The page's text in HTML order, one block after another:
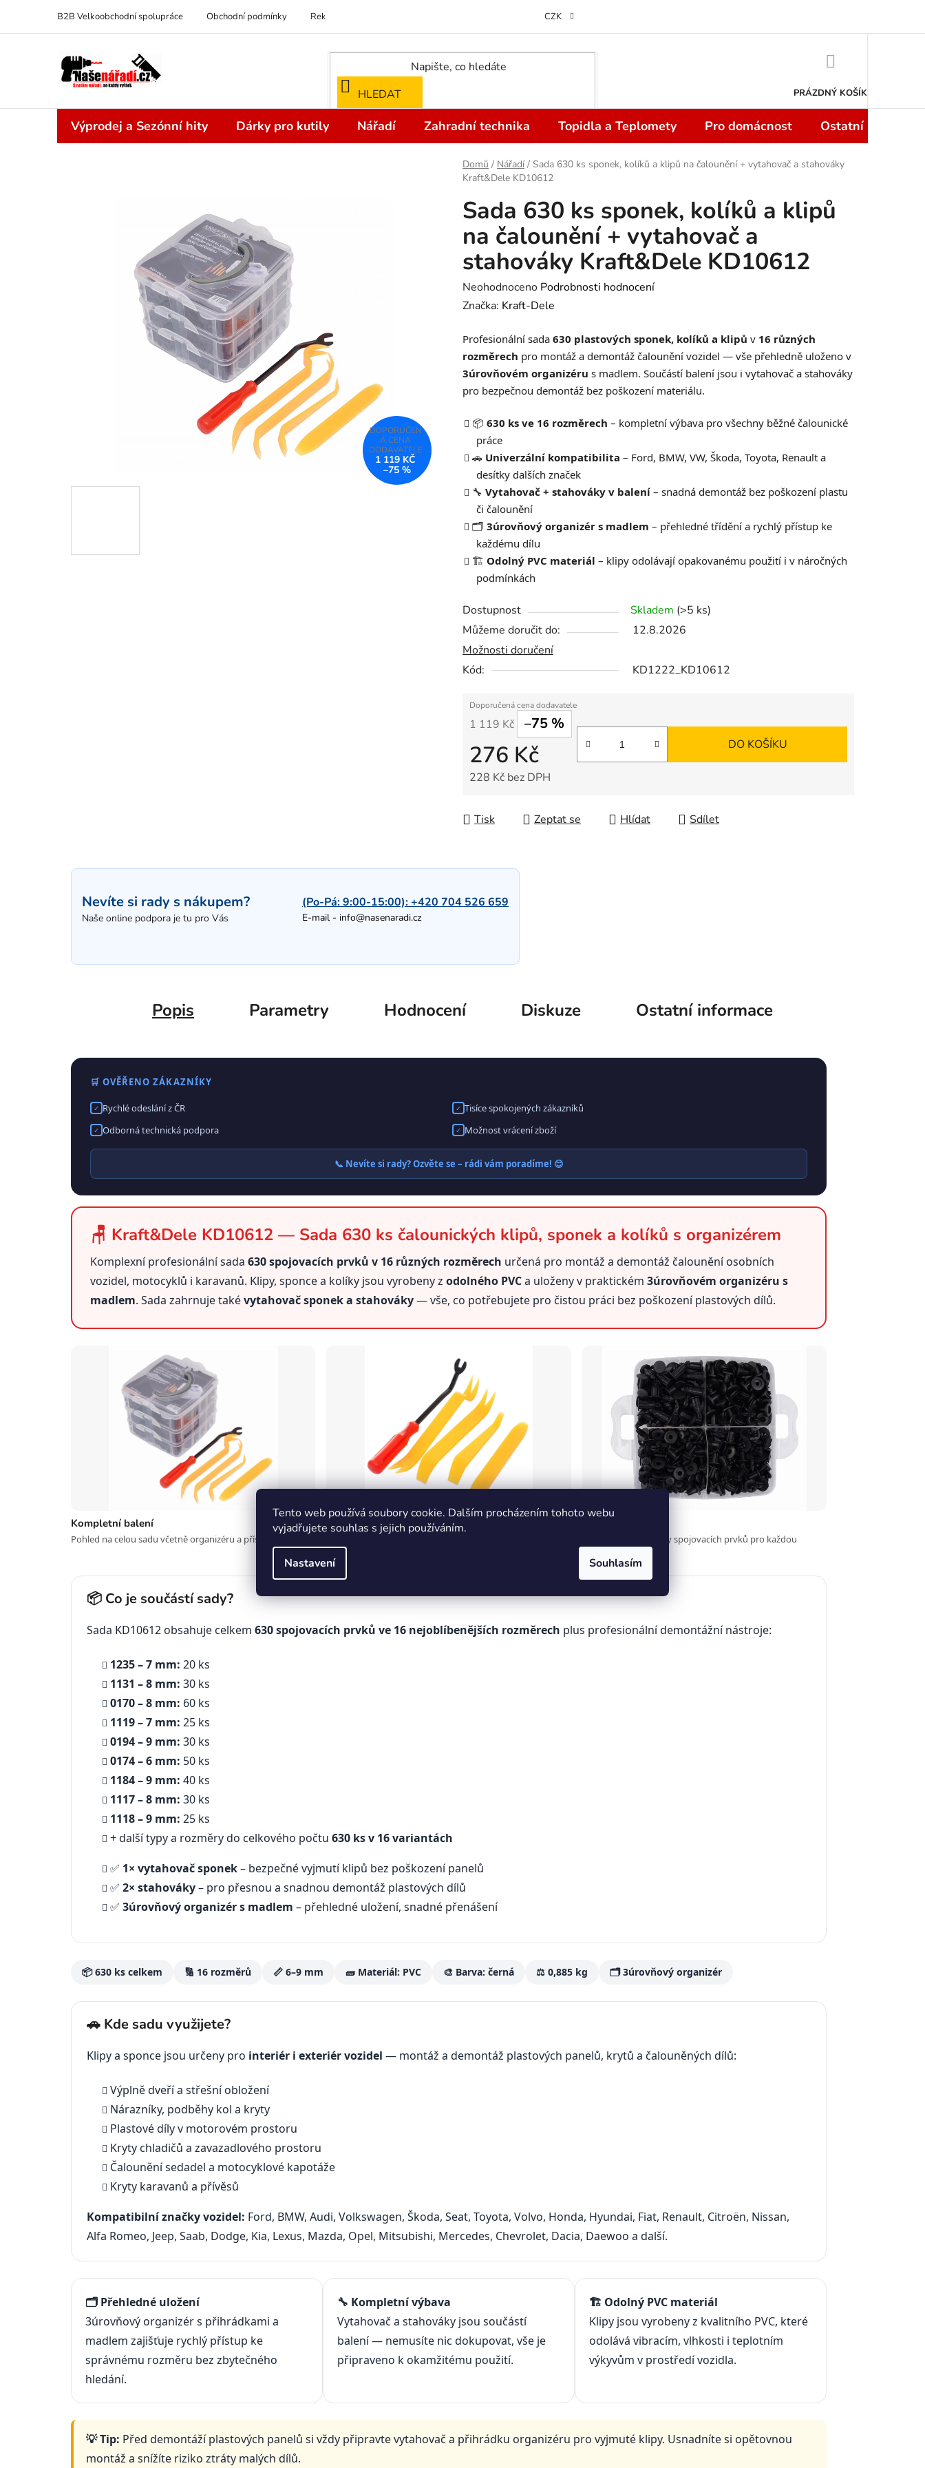
Tento web používá soubory cookie. Dalším procházením tohoto webu
vyjadřujete souhlas s jejich používáním.
Nastavení Souhlasím
obsah
B2B Velkoobchodní spolupráce Obchodní podmínky Reklamace Odstoupení od kupní smlouvy do 14 dní
CZK
HLEDAT PRÁZDNÝ KOŠÍK
Výprodej a Sezónní hity Dárky pro kutily Nářadí Zahradní technika Topidla a Teplomety Pro domácnost Ostatní
Domů / Nářadí / Sada 630 ks sponek, kolíků a klipů na čalounění + vytahovač a stahováky
Kraft&Dele KD10612
Sada 630 ks sponek, kolíků a klipů
na čalounění + vytahovač a
stahováky Kraft&Dele KD10612
Průměrné
hodnocení
je
0,0
z
5
hvězdiček.
Neohodnoceno Podrobnosti hodnocení
Značka: Kraft-Dele
Profesionální sada 630 plastových sponek, kolíků a klipů v 16 různých
rozměrech pro montáž a demontáž čalounění vozidel — vše přehledně uloženo v
3úrovňovém organizéru s madlem. Součástí balení jsou i vytahovač a stahováky
pro bezpečnou demontáž bez poškození materiálu.
📦 630 ks ve 16 rozměrech – kompletní výbava pro všechny běžné čalounické
práce
🚗 Univerzální kompatibilita – Ford, BMW, VW, Škoda, Toyota, Renault a
desítky dalších značek
🔧 Vytahovač + stahováky v balení – snadná demontáž bez poškození plastu
či čalounění
🗂️ 3úrovňový organizér s madlem – přehledné třídění a rychlý přístup ke
každému dílu
🏗️ Odolný PVC materiál – klipy odolávají opakovanému použití i v náročných
podmínkách
Dostupnost Skladem (>5 ks)
Můžeme doručit do:
12.8.2026
Možnosti doručení
Kód:
KD1222_KD10612
1 119 Kč –75 %
276 Kč
228 Kč bez DPH
DO KOŠÍKU
Tisk Zeptat se Hlídat Sdílet
1 119 KČ
–75 %
Nevíte si rady s nákupem?
Naše online podpora je tu pro Vás
(Po-Pá: 9:00-15:00):+420 704 526 659
E-mail - info@nasenaradi.cz
Popis Parametry Hodnocení Diskuze Ostatní informace
🛒 OVĚŘENO ZÁKAZNÍKY
✓ Rychlé odeslání z ČR ✓ Tisíce spokojených zákazníků
✓ Odborná technická podpora ✓ Možnost vrácení zboží
📞 Nevíte si rady? Ozvěte se – rádi vám poradíme! 😊
🪑 Kraft&Dele KD10612 — Sada 630 ks čalounických klipů, sponek a kolíků s organizérem
Komplexní profesionální sada 630 spojovacích prvků v 16 různých rozměrech určená pro montáž a demontáž čalounění osobních
vozidel, motocyklů i karavanů. Klipy, sponce a kolíky jsou vyrobeny z odolného PVCa uloženy v praktickém 3úrovňovém organizéru s
madlem. Sada zahrnuje takévytahovač sponek a stahováky— vše, co potřebujete pro čistou práci bez poškození plastových dílů.
Kompletní balení
Pohled na celou sadu včetně organizéru a příslušenství.
Přehledný organizér
Různé typy a rozměry spojovacích prvků pro každou
📦 Co je součástí sady?
Sada KD10612 obsahuje celkem 630 spojovacích prvků ve 16 nejoblíbenějších rozměrech plus profesionální demontážní nástroje:
1235 – 7 mm: 20 ks
1131 – 8 mm: 30 ks
0170 – 8 mm: 60 ks
1119 – 7 mm: 25 ks
0194 – 9 mm: 30 ks
0174 – 6 mm: 50 ks
1184 – 9 mm: 40 ks
1117 – 8 mm: 30 ks
1118 – 9 mm: 25 ks
+ další typy a rozměry do celkového počtu 630 ks v 16 variantách
✅ 1× vytahovač sponek– bezpečné vyjmutí klipů bez poškození panelů
✅ 2× stahováky– pro přesnou a snadnou demontáž plastových dílů
✅ 3úrovňový organizér s madlem – přehledné uložení, snadné přenášení
📦 630 ks celkem 🔢 16 rozměrů 📏 6–9 mm 🧱 Materiál: PVC 🎨 Barva: černá ⚖️ 0,885 kg 🗂️ 3úrovňový organizér
🚗 Kde sadu využijete?
Klipy a sponce jsou určeny pro interiér i exteriér vozidel — montáž a demontáž plastových panelů, krytů a čalouněných dílů:
Výplně dveří a střešní obložení
Nárazníky, podběhy kol a kryty
Plastové díly v motorovém prostoru
Kryty chladičů a zavazadlového prostoru
Čalounění sedadel a motocyklové kapotáže
Kryty karavanů a přívěsů
Kompatibilní značky vozidel: Ford, BMW, Audi, Volkswagen, Škoda, Seat, Toyota, Volvo, Honda, Hyundai, Fiat, Renault, Citroën, Nissan,
Alfa Romeo, Jeep, Saab, Dodge, Kia, Lexus, Mazda, Opel, Mitsubishi, Mercedes, Chevrolet, Dacia, Daewoo a další.
🗂️ Přehledné uložení
3úrovňový organizér s přihrádkami a
madlem zajišťuje rychlý přístup ke
správnému rozměru bez zbytečného
hledání.
🔧 Kompletní výbava
Vytahovač a stahováky jsou součástí
balení — nemusíte nic dokupovat, vše je
připraveno k okamžitému použití.
🏗️ Odolný PVC materiál
Klipy jsou vyrobeny z kvalitního PVC, které
odolává vibracím, vlhkosti i teplotním
výkyvům v prostředí vozidla.
💡 Tip: Před demontáží plastových panelů si vždy připravte vytahovač a přihrádku organizéru pro vyjmuté klipy. Usnadníte si opětovnou
montáž a snížíte riziko ztráty malých dílů.